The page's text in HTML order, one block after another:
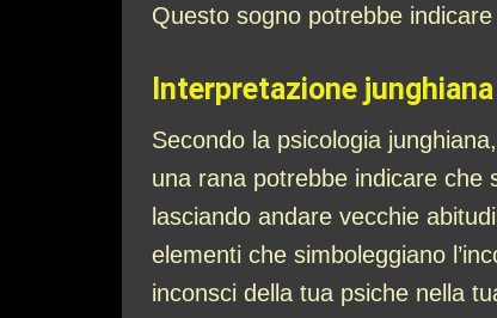
Questo sogno potrebbe
Interpretazione junghiana
Secondo la psicologia
una rana potrebbe indicare che
lasciando andare vecchie
elementi che simboleggiano
inconsci della tua psiche nella